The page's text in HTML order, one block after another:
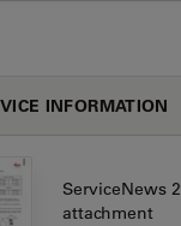
INFORMATION
ServiceNews
attachment